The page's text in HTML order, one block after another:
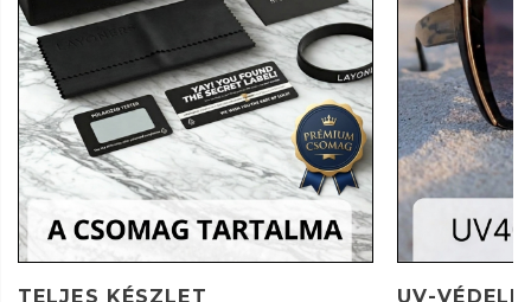
TELJES KÉSZLET UV-